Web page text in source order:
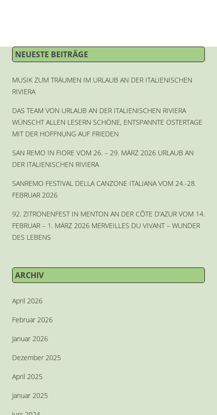
NEUESTE BEITRÄGE
MUSIK ZUM TRÄUMEN IM URLAUB AN DER ITALIENISCHEN
RIVIERA
DAS TEAM VON URLAUB AN DER ITALIENISCHEN RIVIERA
WÜNSCHT ALLEN LESERN SCHÖNE, ENTSPANNTE OSTERTAGE
MIT DER HOFFNUNG AUF FRIEDEN
SAN REMO IN FIORE VOM 26. – 29. MÄRZ 2026 URLAUB AN
DER ITALIENISCHEN RIVIERA
SANREMO FESTIVAL DELLA CANZONE ITALIANA VOM 24.-28.
FEBRUAR 2026
92. ZITRONENFEST IN MENTON AN DER CÔTE D’AZUR VOM 14.
FEBRUAR – 1. MÄRZ 2026 MERVEILLES DU VIVANT – WUNDER
DES LEBENS
ARCHIV
April 2026
Februar 2026
Januar 2026
Dezember 2025
April 2025
Januar 2025